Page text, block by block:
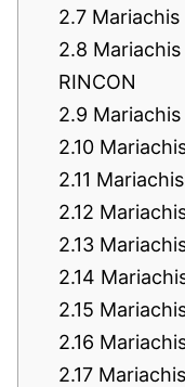
2.7
2.8 Mariachis
RINCON
2.9
2.10
2.11
2.12
2.13
2.14
2.15
2.16
2.17